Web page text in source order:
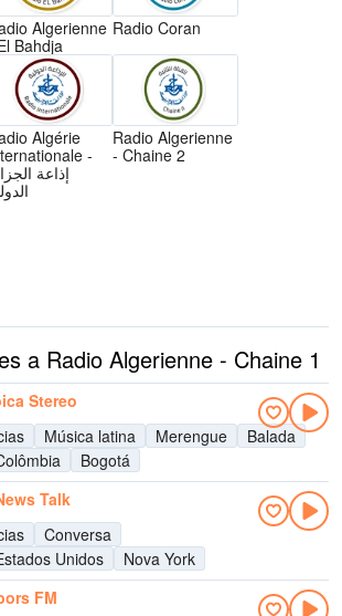
Algerienne
Bahdja
Radio Coran
Algérie
-
إذاعة
Radio Algerienne
- Chaine 2
a Radio Algerienne - Chaine 1
Stereo
Música latina Merengue
Balada
Bogotá
Talk
Conversa
Unidos
Nova York
FM